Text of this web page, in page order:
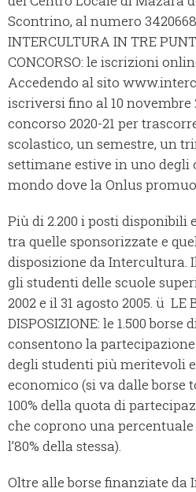
Scontrino, al numero
INTERCULTURA IN TRE
CONCORSO: le iscrizioni
Accedendo al sito
iscriversi fino al 10
concorso 2020-21 per
scolastico, un semestre, un
settimane estive in uno degli
mondo dove la Onlus
Più di 2.200 i posti disponibili
tra quelle sponsorizzate e
disposizione da Intercultura.
gli studenti delle scuole
2002 e il 31 agosto 2005. ü LE
DISPOSIZIONE: le 1.500
consentono la
degli studenti più meritevoli
economico (si va dalle borse
100% della quota di
che coprono una
l’80% della stessa).
Oltre alle borse finanziate da